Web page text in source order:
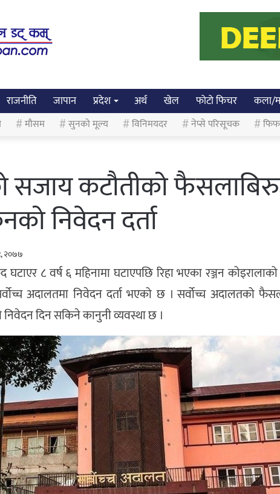
राजनीति जापान प्रदेश अर्थ खेल फोटो फिचर कला/
मौसम सुनको मूल्य विनिमयदर नेप्से परिसूचक
सजाय कटौतीको
निवेदन दर्ता
२०७७
८ वर्ष ६ महिनामा घटाएपछि रिहा भएका रञ्जन
अदालतमा निवेदन दर्ता भएको छ । सर्वोच्च अदालतको
दिन सकिने कानुनी व्यवस्था छ ।